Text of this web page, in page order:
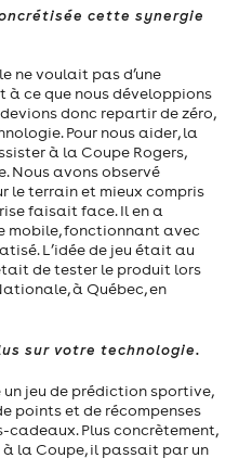
cette synergie
ne voulait pas d’une
ce que nous développions
donc repartir de zéro,
Pour nous aider, la
à la Coupe Rogers,
Nous avons observé
le terrain et mieux compris
faisait face. Il en a
mobile, fonctionnant avec
L’idée de jeu était au
de tester le produit lors
à Québec, en
sur votre technologie.
jeu de prédiction sportive,
points et de récompenses
Plus concrètement,
la Coupe, il passait par un